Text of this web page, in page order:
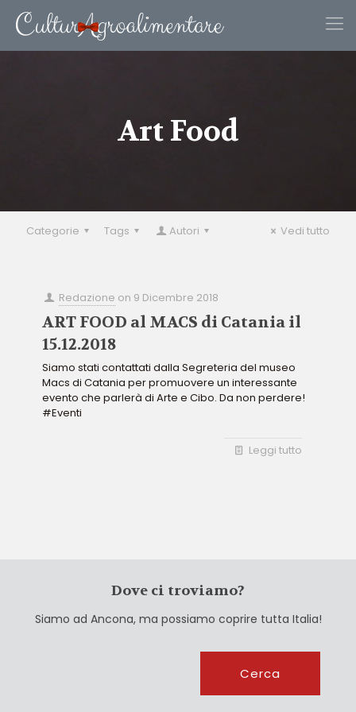
Art Food
Categorie Tags Autori Vedi tutto
Redazione on 9 Dicembre 2018
ART FOOD al MACS di Catania il
15.12.2018
Siamo stati contattati dalla Segreteria del museo
Macs di Catania per promuovere un interessante
evento che parlerà di Arte e Cibo. Da non perdere!
#Eventi
Leggi tutto
Dove ci troviamo?
Siamo ad Ancona, ma possiamo coprire tutta Italia!
Cerca